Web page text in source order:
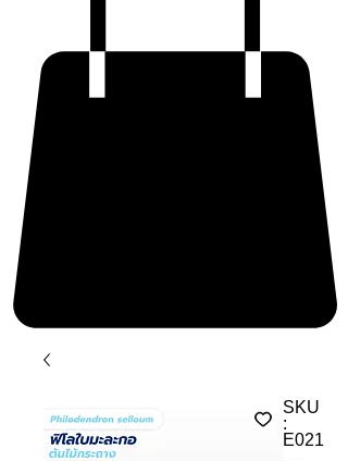
SKU
:
E021